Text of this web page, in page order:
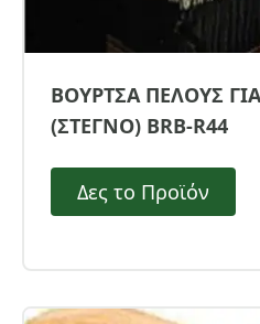
ΒΟΥΡΤΣΑ ΠΕΛΟΥΣ
(ΣΤΕΓΝΟ) BRB-R44
Δες το Προϊόν